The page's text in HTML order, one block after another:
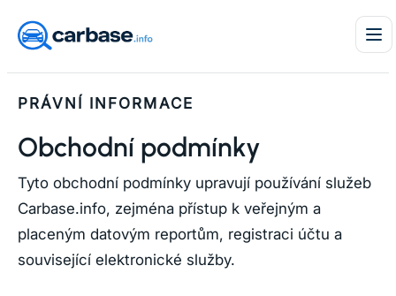
PRÁVNÍ INFORMACE
Obchodní podmínky
Tyto obchodní podmínky upravují používání služeb
Carbase.info, zejména přístup k veřejným a
placeným datovým reportům, registraci účtu a
související elektronické služby.